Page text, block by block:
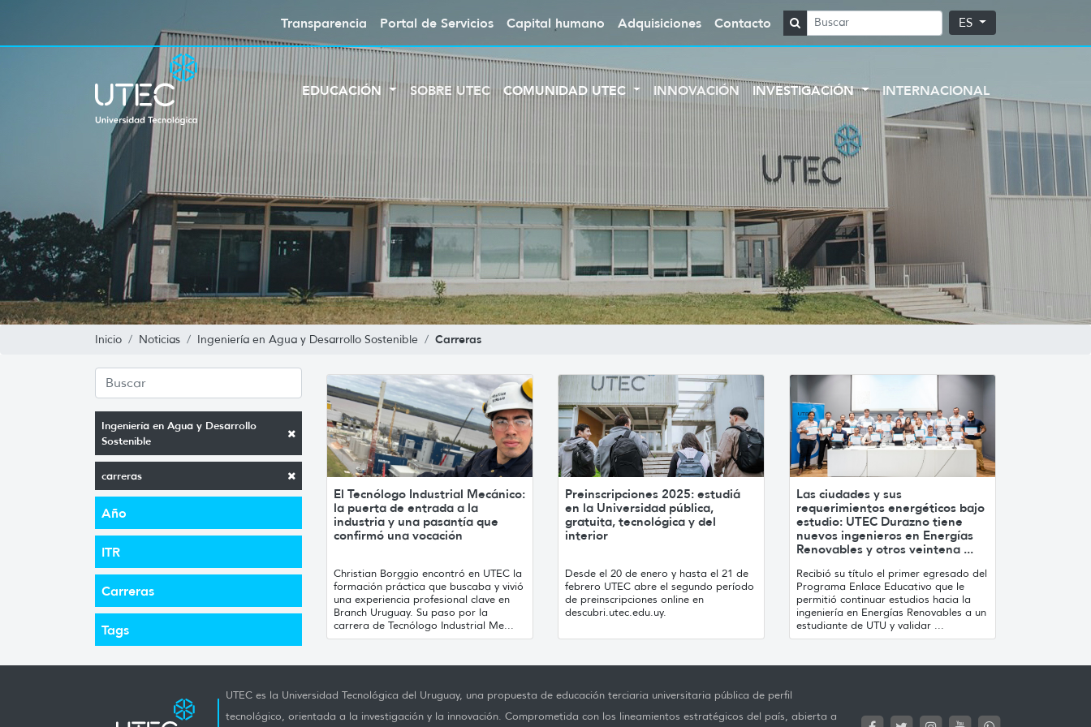
Transparencia Portal de Servicios Capital humano Adquisiciones Contacto ES
EDUCACIÓN SOBRE UTEC COMUNIDAD UTEC INNOVACIÓN INVESTIGACIÓN INTERNACIONAL
Inicio Noticias Ingeniería en Agua y Desarrollo Sostenible Carreras
Ingeniería en Agua y Desarrollo
Sostenible
carreras
Año
ITR
Carreras
Tags
El Tecnólogo Industrial Mecánico:
la puerta de entrada a la
industria y una pasantía que
confirmó una vocación
Christian Borggio encontró en UTEC la
formación práctica que buscaba y vivió
una experiencia profesional clave en
Branch Uruguay. Su paso por la
carrera de Tecnólogo Industrial Me...
Preinscripciones 2025: estudiá
en la Universidad pública,
gratuita, tecnológica y del
interior
Desde el 20 de enero y hasta el 21 de
febrero UTEC abre el segundo período
de preinscripciones online en
descubri.utec.edu.uy.
Las ciudades y sus
requerimientos energéticos bajo
estudio: UTEC Durazno tiene
nuevos ingenieros en Energías
Renovables y otros veintena ...
Recibió su título el primer egresado del
Programa Enlace Educativo que le
permitió continuar estudios hacia la
ingeniería en Energías Renovables a un
estudiante de UTU y validar ...
UTEC es la Universidad Tecnológica del Uruguay, una propuesta de educación terciaria universitaria pública de perfil
tecnológico, orientada a la investigación y la innovación. Comprometida con los lineamientos estratégicos del país, abierta a